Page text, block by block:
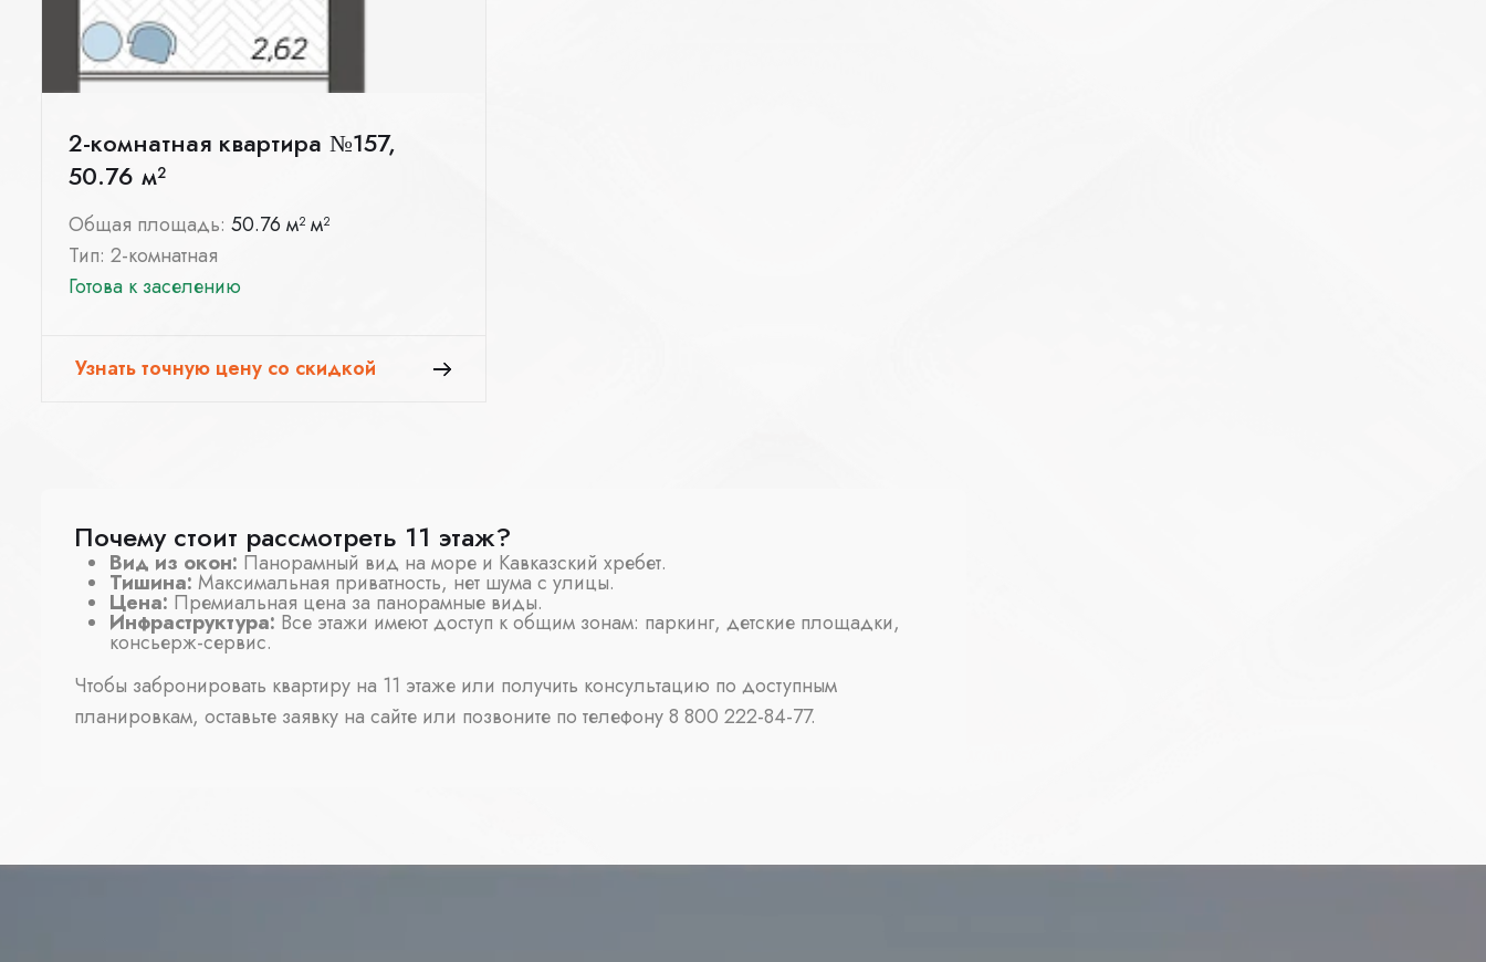
2-комнатная квартира №157,
50.76 м²
Общая площадь: 50.76 м² м²
Тип: 2-комнатная
Готова к заселению
Узнать точную цену со скидкой
Почему стоит рассмотреть 11 этаж?
Вид из окон: Панорамный вид на море и Кавказский хребет.
Тишина: Максимальная приватность, нет шума с улицы.
Цена: Премиальная цена за панорамные виды.
Инфраструктура: Все этажи имеют доступ к общим зонам: паркинг, детские площадки,
консьерж-сервис.
Чтобы забронировать квартиру на 11 этаже или получить консультацию по доступным
планировкам, оставьте заявку на сайте или позвоните по телефону 8 800 222-84-77.